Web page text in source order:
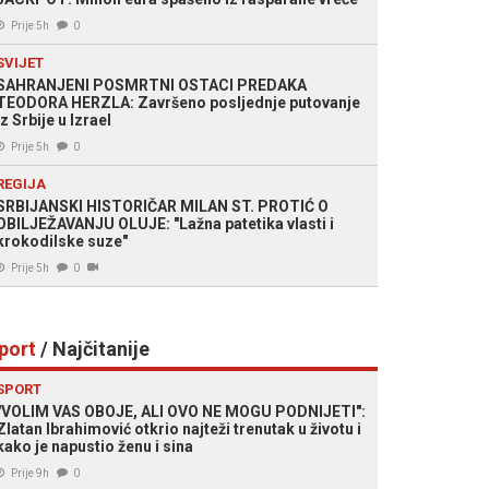
Prije 5h 0
POSMRTNI OSTACI PREDAKA
HERZLA: Završeno posljednje putovanje
Srbije u Izrael
Prije 5h 0
HISTORIČAR MILAN ST. PROTIĆ O
OLUJE: "Lažna patetika vlasti i
suze"
Prije 5h 0
/ Najčitanije
VAS OBOJE, ALI OVO NE MOGU PODNIJETI":
Ibrahimović otkrio najteži trenutak u životu i
je napustio ženu i sina
Prije 9h 0